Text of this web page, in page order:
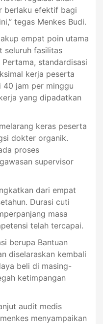
berlaku efektif bagi
tegas Menkes Budi.
empat poin utama
seluruh fasilitas
standardisasi
kerja peserta
jam per minggu
yang dipadatkan
keras peserta
dokter organik.
proses
supervisor
dari empat
Durasi cuti
masa
telah tercapai.
berupa Bantuan
diselaraskan kembali
beli di masing-
ketimpangan
audit medis
menyampaikan